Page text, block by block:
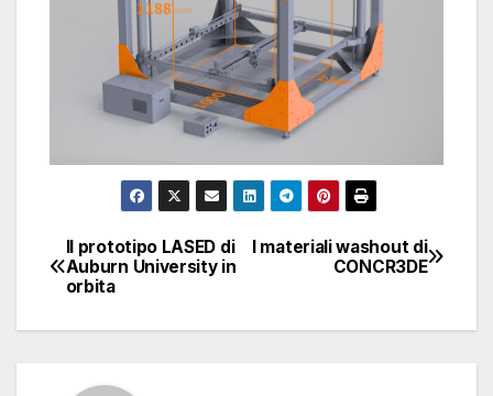
Navigazione
articoli
I materiali washout di
CONCR3DE
Il prototipo LASED di
Auburn University in
orbita